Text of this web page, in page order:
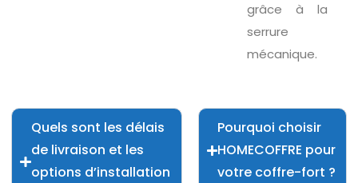
grâce à la
serrure
mécanique.
Quels sont les délais
de livraison et les
options d’installation
Pourquoi choisir
HOMECOFFRE pour
votre coffre-fort ?